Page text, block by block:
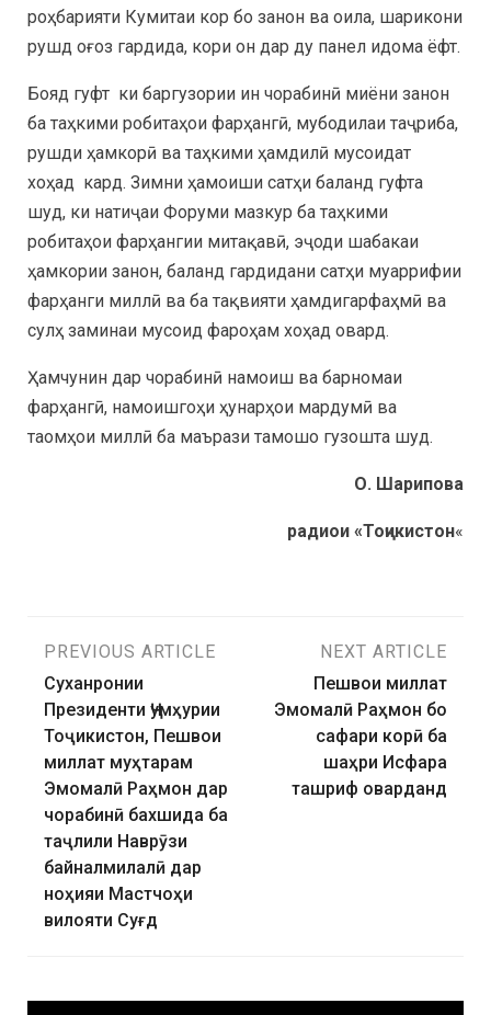
роҳбарияти Кумитаи кор бо занон ва оила, шарикони
рушд оғоз гардида, кори он дар ду панел идома ёфт.
Бояд гуфт ки баргузории ин чорабинӣ миёни занон
ба таҳкими робитаҳои фарҳангӣ, мубодилаи таҷриба,
рушди ҳамкорӣ ва таҳкими ҳамдилӣ мусоидат
хоҳад кард. Зимни ҳамоиши сатҳи баланд гуфта
шуд, ки натиҷаи Форуми мазкур ба таҳкими
робитаҳои фарҳангии митақавӣ, эҷоди шабакаи
ҳамкории занон, баланд гардидани сатҳи муаррифии
фарҳанги миллӣ ва ба тақвияти ҳамдигарфаҳмӣ ва
сулҳ заминаи мусоид фароҳам хоҳад овард.
Ҳамчунин дар чорабинӣ намоиш ва барномаи
фарҳангӣ, намоишгоҳи ҳунарҳои мардумӣ ва
таомҳои миллӣ ба маърази тамошо гузошта шуд.
О. Шарипова
радиои «Тоҷикистон«
PREVIOUS ARTICLE
Суханронии
Президенти Ҷумҳурии
Тоҷикистон, Пешвои
миллат муҳтарам
Эмомалӣ Раҳмон дар
чорабинӣ бахшида ба
таҷлили Наврӯзи
байналмилалӣ дар
ноҳияи Мастчоҳи
вилояти Суғд
NEXT ARTICLE
Пешвои миллат
Эмомалӣ Раҳмон бо
сафари корӣ ба
шаҳри Исфара
ташриф оварданд